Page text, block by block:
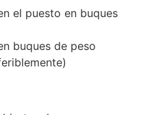
el puesto en buques
buques de peso